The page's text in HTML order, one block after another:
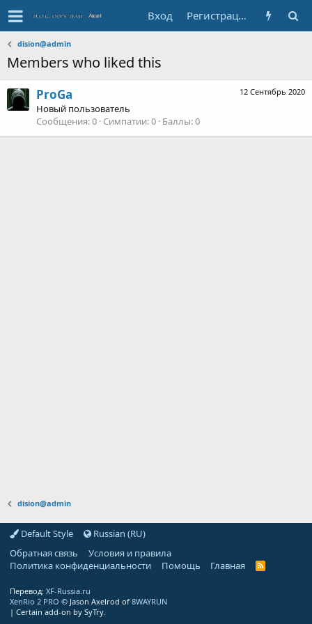
Вход Регистрация
dision@admin
Members who liked this
12 Сентябрь 2020
ProGa
Новый пользователь
Сообщения 0 Симпатии 0 Баллы 0
dision@admin
Default Style
Russian (RU)
Обратная связь
Условия и правила
Политика конфиденциальности
Помощь Главная
R
Перевод: XF-Russia.ru
XenRio 2 PRO © Jason Axelrod of 8WAYRUN
| Certain add-on by SyTry.